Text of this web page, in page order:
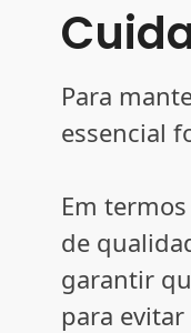
Para
essencial
Em
de
garantir
para